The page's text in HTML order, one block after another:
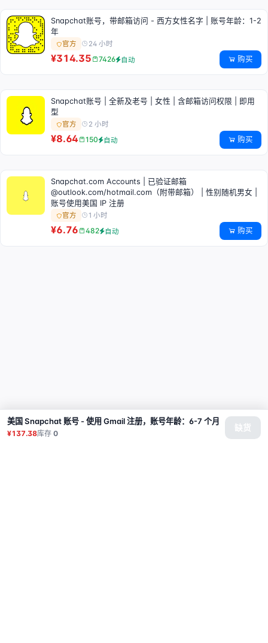
Snapchat账号，带邮箱访问 - 西方女性名字 | 账号年龄：1-2
年
官方 24 小时
¥314.35 7426 自动 购买
Snapchat账号 | 全新及老号 | 女性 | 含邮箱访问权限 | 即用
型
官方 2 小时
¥8.64 150 自动 购买
Snapchat.com Accounts | 已验证邮箱
@outlook.com/hotmail.com（附带邮箱） | 性别随机男女 |
账号使用美国 IP 注册
官方 1 小时
¥6.76 482 自动 购买
美国 Snapchat 账号 - 使用 Gmail 注册，账号年龄：6-7 个月
¥137.38库存0
缺货